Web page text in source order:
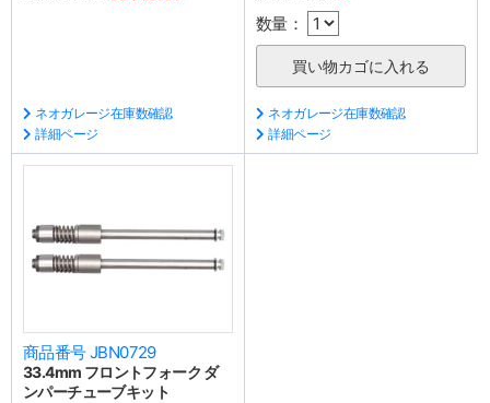
ネオガレージ在庫数確認
詳細ページ
数量：
ネオガレージ在庫数確認
詳細ページ
商品番号 JBN0729
33.4mm フロントフォーク ダ
ンパーチューブキット